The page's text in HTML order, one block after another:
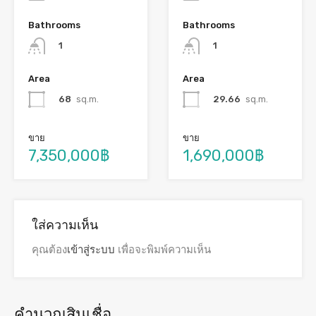
Bathrooms
1
Area
68 sq.m.
ขาย
7,350,000฿
Bathrooms
1
Area
29.66 sq.m.
ขาย
1,690,000฿
ใส่ความเห็น
คุณต้องเข้าสู่ระบบ เพื่อจะพิมพ์ความเห็น